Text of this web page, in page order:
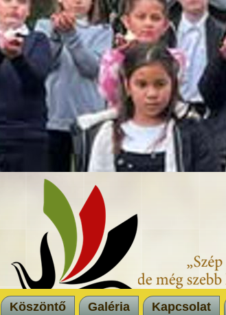
Köszöntő Galéria Kapcsolat